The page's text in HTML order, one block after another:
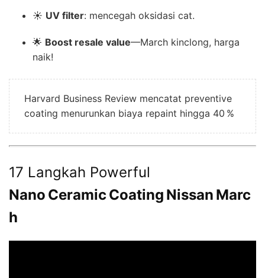
☀️ UV filter: mencegah oksidasi cat.
🌟 Boost resale value—March kinclong, harga
naik!
Harvard Business Review mencatat preventive
coating menurunkan biaya repaint hingga 40 %
17 Langkah Powerful
Nano Ceramic Coating Nissan Marc
h